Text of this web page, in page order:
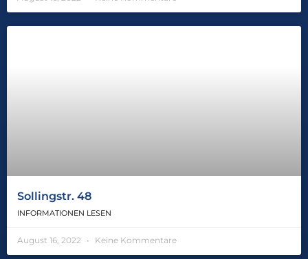
Sollingstr. 48
INFORMATIONEN LESEN
August 16, 2022 Keine Kommentare